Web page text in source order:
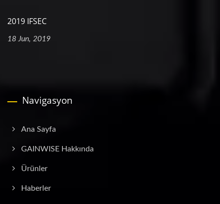
2019 IFSEC
18 Jun, 2019
Navigasyon
Ana Sayfa
GAINWISE Hakkında
Ürünler
Haberler